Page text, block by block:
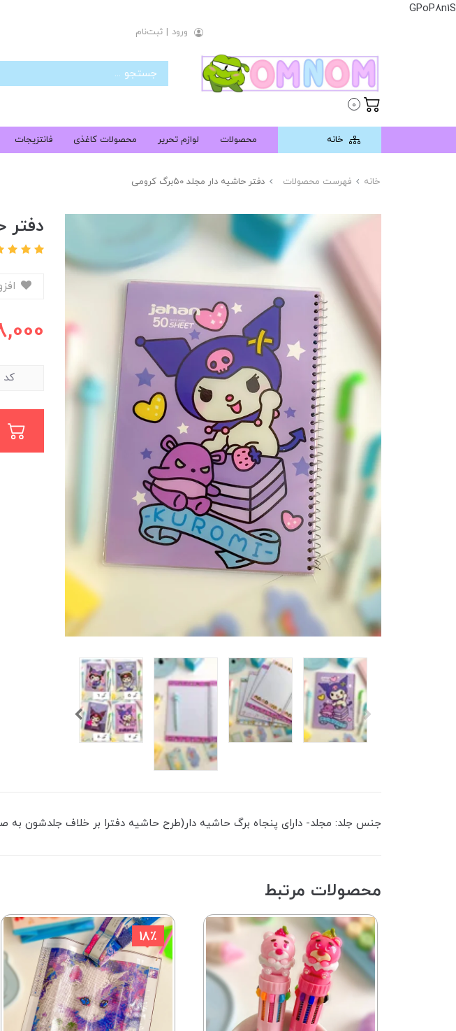
GPoP8n1S
ورود | ثبت‌نام
0
خانه محصولات لوازم تحریر محصولات کاغذی فانتزیجات
خانه فهرست محصولات دفتر حاشیه دار مجلد ۵۰برگ کرومی
دفتر
کد
جنس جلد: مجلد- دارای پنجاه برگ حاشیه دار(طرح حاشیه دفترا بر خلاف جلدشون
محصولات مرتبط
18٪